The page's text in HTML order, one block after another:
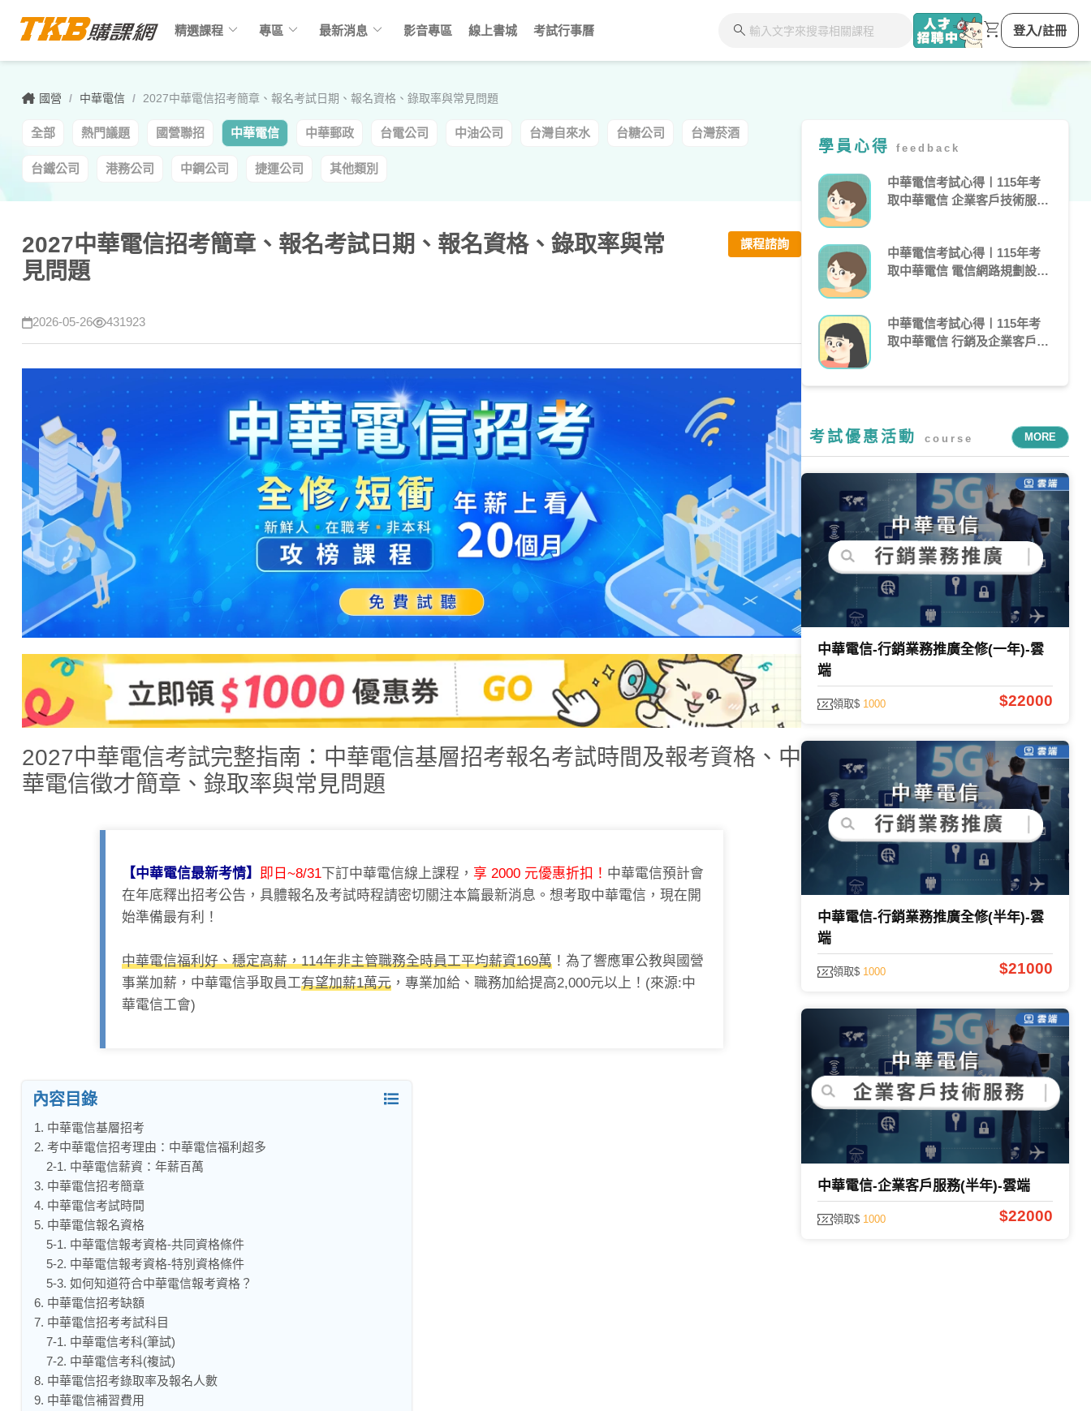
國營 / 中華電信 / 2027中華電信招考簡章、報名考試日期、報名資格、錄取率與常見問題
全部 熱門議題 國營聯招 中華電信 中華郵政 台電公司 中油公司 台灣自來水 台糖公司 台灣菸酒
台鐵公司 港務公司 中鋼公司 捷運公司 其他類別
2027中華電信招考簡章、報名考試日期、報名資格、錄取率與常
見問題
課程諮詢
2026-05-26 431923
2027中華電信考試完整指南：中華電信基層招考報名考試時間及報考資格、中
華電信徵才簡章、錄取率與常見問題
【中華電信最新考情】 即日~8/31下訂中華電信線上課程， 享 2000 元優惠折扣！ 中華電信預計會
在年底釋出招考公告，具體報名及考試時程請密切關注本篇最新消息。想考取中華電信，現在開
始準備最有利！
中華電信福利好、穩定高薪，114年非主管職務全時員工平均薪資169萬 ！為了響應軍公教與國營
事業加薪，中華電信爭取員工有望加薪1萬元 ，專業加給、職務加給提高2,000元以上！(來源:中
華電信工會)
內容目錄
1. 中華電信基層招考
2. 考中華電信招考理由：中華電信福利超多
2-1. 中華電信薪資：年薪百萬
3. 中華電信招考簡章
4. 中華電信考試時間
5. 中華電信報名資格
5-1. 中華電信報考資格-共同資格條件
5-2. 中華電信報考資格-特別資格條件
5-3. 如何知道符合中華電信報考資格？
6. 中華電信招考缺額
7. 中華電信招考考試科目
7-1. 中華電信考科(筆試)
7-2. 中華電信考科(複試)
8. 中華電信招考錄取率及報名人數
9. 中華電信補習費用
學員心得 feedback
中華電信考試心得〡115年考
取中華電信 企業客戶技術服務
中華電信考試心得〡115年考
取中華電信 電信網路規劃設計
中華電信考試心得〡115年考
取中華電信 行銷及企業客戶業
考試優惠活動 course MORE
中華電信-行銷業務推廣全修(一年)-雲
端
領取$ 1000 $22000
中華電信-行銷業務推廣全修(半年)-雲
端
領取$ 1000 $21000
中華電信-企業客戶服務(半年)-雲端
領取$ 1000 $22000
精選課程 keyboard_arrow_down 專區 keyboard_arrow_down 最新消息 keyboard_arrow_down 影音專區 線上書城 考試行事曆 search shopping_cart 登入/註冊